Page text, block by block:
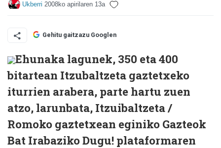
Ukberri 2008ko apirilaren 13a
Gehitu gaitzazu Googlen
Ehunaka lagunek, 350 eta 400
bitartean Itzubaltzeta gaztetxeko
iturrien arabera, parte hartu zuen
atzo, larunbata, Itzuibaltzeta /
Romoko gaztetxean eginiko Gazteok
Bat Irabaziko Dugu! plataformaren